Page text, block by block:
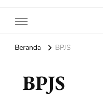
Beranda BPJS
BPJS